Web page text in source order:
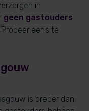
in
geen gastouders
eens te
is breder dan